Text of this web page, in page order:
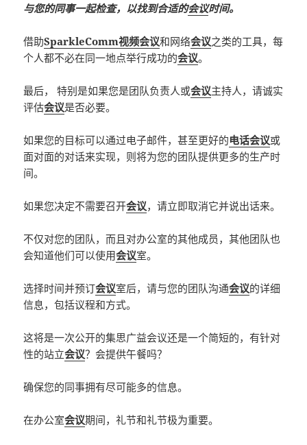
与您的同事一起检查，以找到合适的会议时间。
借助SparkleComm视频会议和网络会议之类的工具，每
个人都不必在同一地点举行成功的会议。
最后， 特别是如果您是团队负责人或会议主持人，请诚实
评估会议是否必要。
如果您的目标可以通过电子邮件，甚至更好的电话会议或
面对面的对话来实现，则将为您的团队提供更多的生产时
间。
如果您决定不需要召开会议，请立即取消它并说出话来。
不仅对您的团队，而且对办公室的其他成员，其他团队也
会知道他们可以使用会议室。
选择时间并预订会议室后，请与您的团队沟通会议的详细
信息，包括议程和方式。
这将是一次公开的集思广益会议还是一个简短的，有针对
性的站立会议？会提供午餐吗？
确保您的同事拥有尽可能多的信息。
在办公室会议期间，礼节和礼节极为重要。